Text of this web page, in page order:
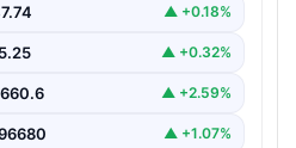
▲ +0.18%
▲ +0.32%
▲ +2.59%
▲ +1.07%